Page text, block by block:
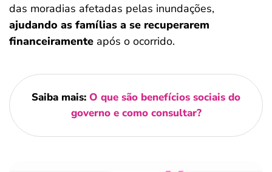
das moradias afetadas pelas inundações,
ajudando as famílias a se recuperarem
financeiramente após o ocorrido.
Saiba mais: O que são benefícios sociais do
governo e como consultar?